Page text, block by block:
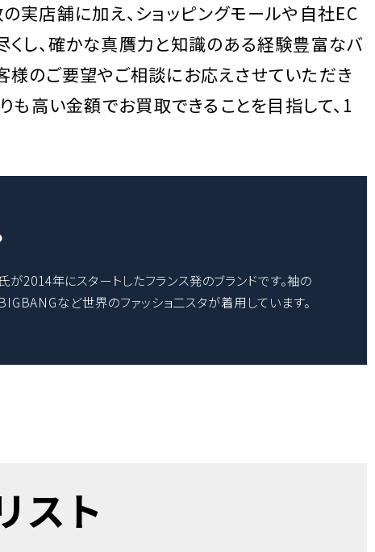
実店舗に加え、ショッピングモールや自社EC
くし、確かな真贋力と知識のある経験豊富なバ
様のご要望やご相談にお応えさせていただき
も高い金額でお買取できることを目指して、1
2014年にスタートしたフランス発のブランドです。袖の
など世界のファッショ二スタが着用しています。
スト